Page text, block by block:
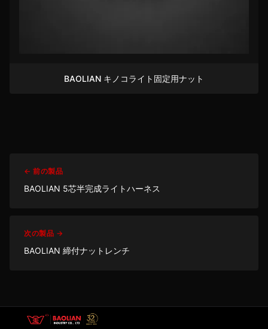
BAOLIAN キノコライト固定用ナット
← 前の製品
BAOLIAN 5芯半完成ライトハーネス
次の製品 →
BAOLIAN 締付ナットレンチ